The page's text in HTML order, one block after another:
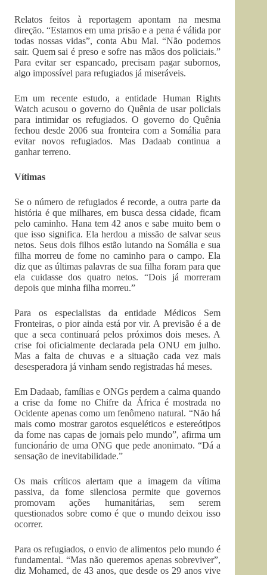
Relatos feitos à reportagem apontam na mesma
direção. “Estamos em uma prisão e a pena é válida por
todas nossas vidas”, conta Abu Mal. “Não podemos
sair. Quem sai é preso e sofre nas mãos dos policiais.”
Para evitar ser espancado, precisam pagar subornos,
algo impossível para refugiados já miseráveis.
Em um recente estudo, a entidade Human Rights
Watch acusou o governo do Quênia de usar policiais
para intimidar os refugiados. O governo do Quênia
fechou desde 2006 sua fronteira com a Somália para
evitar novos refugiados. Mas Dadaab continua a
ganhar terreno.
Vítimas
Se o número de refugiados é recorde, a outra parte da
história é que milhares, em busca dessa cidade, ficam
pelo caminho. Hana tem 42 anos e sabe muito bem o
que isso significa. Ela herdou a missão de salvar seus
netos. Seus dois filhos estão lutando na Somália e sua
filha morreu de fome no caminho para o campo. Ela
diz que as últimas palavras de sua filha foram para que
ela cuidasse dos quatro netos. “Dois já morreram
depois que minha filha morreu.”
Para os especialistas da entidade Médicos Sem
Fronteiras, o pior ainda está por vir. A previsão é a de
que a seca continuará pelos próximos dois meses. A
crise foi oficialmente declarada pela ONU em julho.
Mas a falta de chuvas e a situação cada vez mais
desesperadora já vinham sendo registradas há meses.
Em Dadaab, famílias e ONGs perdem a calma quando
a crise da fome no Chifre da África é mostrada no
Ocidente apenas como um fenômeno natural. “Não há
mais como mostrar garotos esqueléticos e estereótipos
da fome nas capas de jornais pelo mundo”, afirma um
funcionário de uma ONG que pede anonimato. “Dá a
sensação de inevitabilidade.”
Os mais críticos alertam que a imagem da vítima
passiva, da fome silenciosa permite que governos
promovam ações humanitárias, sem serem
questionados sobre como é que o mundo deixou isso
ocorrer.
Para os refugiados, o envio de alimentos pelo mundo é
fundamental. “Mas não queremos apenas sobreviver”,
diz Mohamed, de 43 anos, que desde os 29 anos vive